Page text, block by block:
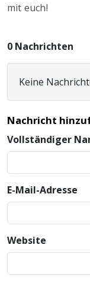
mit euch!
0 Nachrichten
Keine
Nachricht
Vollständiger
E-Mail-Adresse
Website